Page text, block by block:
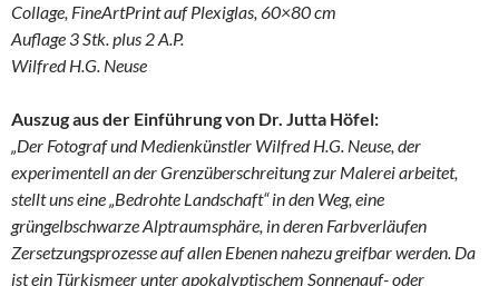
Collage, FineArtPrint auf Plexiglas, 60×80 cm
Auflage 3 Stk. plus 2 A.P.
Wilfred H.G. Neuse
Auszug aus der Einführung von Dr. Jutta Höfel:
„Der Fotograf und Medienkünstler Wilfred H.G. Neuse, der
experimentell an der Grenzüberschreitung zur Malerei arbeitet,
stellt uns eine „Bedrohte Landschaft“ in den Weg, eine
grüngelbschwarze Alptraumsphäre, in deren Farbverläufen
Zersetzungsprozesse auf allen Ebenen nahezu greifbar werden. Da
ist ein Türkismeer unter apokalyptischem Sonnenauf- oder